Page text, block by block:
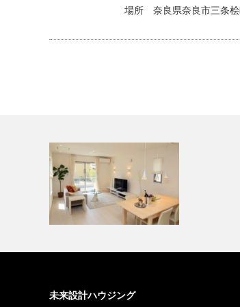
場所 奈良県奈良市三条
リニューアルしました！
未来設計ハウジング